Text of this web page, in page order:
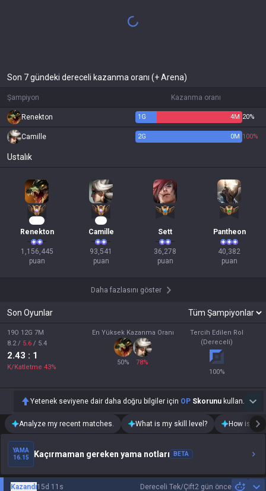
Son 7 gündeki dereceli kazanma oranı (+ Arena)
Şampiyon Kazanma oranı
Renekton 1 G 4M 20%
Camille 2G 0M 100%
Ustalık
Renekton
1,156,445
puan
Camille
93,541
puan
Sett
36,278
puan
Pantheon
40,382
puan
Daha fazlasını göster
Son Oyunlar
19O 12G 7M
8.2/ 5.6 / 5.4
2.43 : 1
K/Katletme 43%
En Yüksek Kazanma Oranı
50% 78%
Tercih Edilen Rol
(Dereceli)
100%
Yetenek seviyene dair daha doğru bilgiler için OP Skorunu kullan.
Analyze my recent matches. What is my skill level? How is my
YAMA
16.15
Kaçırmaman gereken yama notları BETA
Dereceli Tek/Çift2 gün önce
Kazandı15d 11s